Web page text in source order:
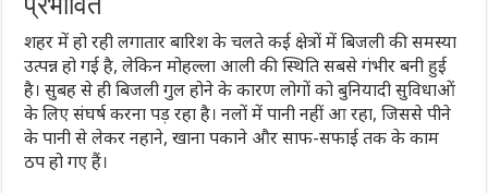
शहर में हो रही लगातार बारिश के चलते कई क्षेत्रों में बिजली की समस्या
उत्पन्न हो गई है, लेकिन मोहल्ला आली की स्थिति सबसे गंभीर बनी हुई
है। सुबह से ही बिजली गुल होने के कारण लोगों को बुनियादी सुविधाओं
के लिए संघर्ष करना पड़ रहा है। नलों में पानी नहीं आ रहा, जिससे पीने
के पानी से लेकर नहाने, खाना पकाने और साफ-सफाई तक के काम
ठप हो गए हैं।